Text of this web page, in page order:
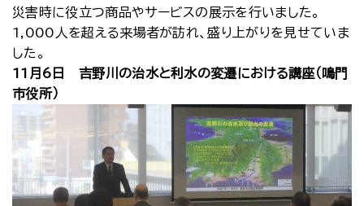
災害時に役立つ商品やサービスの展示を行いました。
1,000人を超える来場者が訪れ、盛り上がりを見せていま
した。
11月6日 吉野川の治水と利水の変遷における講座（鳴門
市役所）